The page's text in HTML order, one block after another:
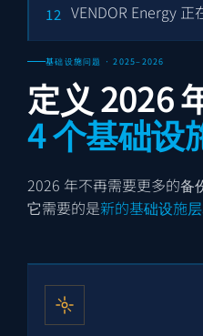
12 VENDOR Energy 正
基础设施问题 · 2025–2026
定义 2026
4 个基础设
2026 年不再需要更多的备
它需要的是新的基础设施层